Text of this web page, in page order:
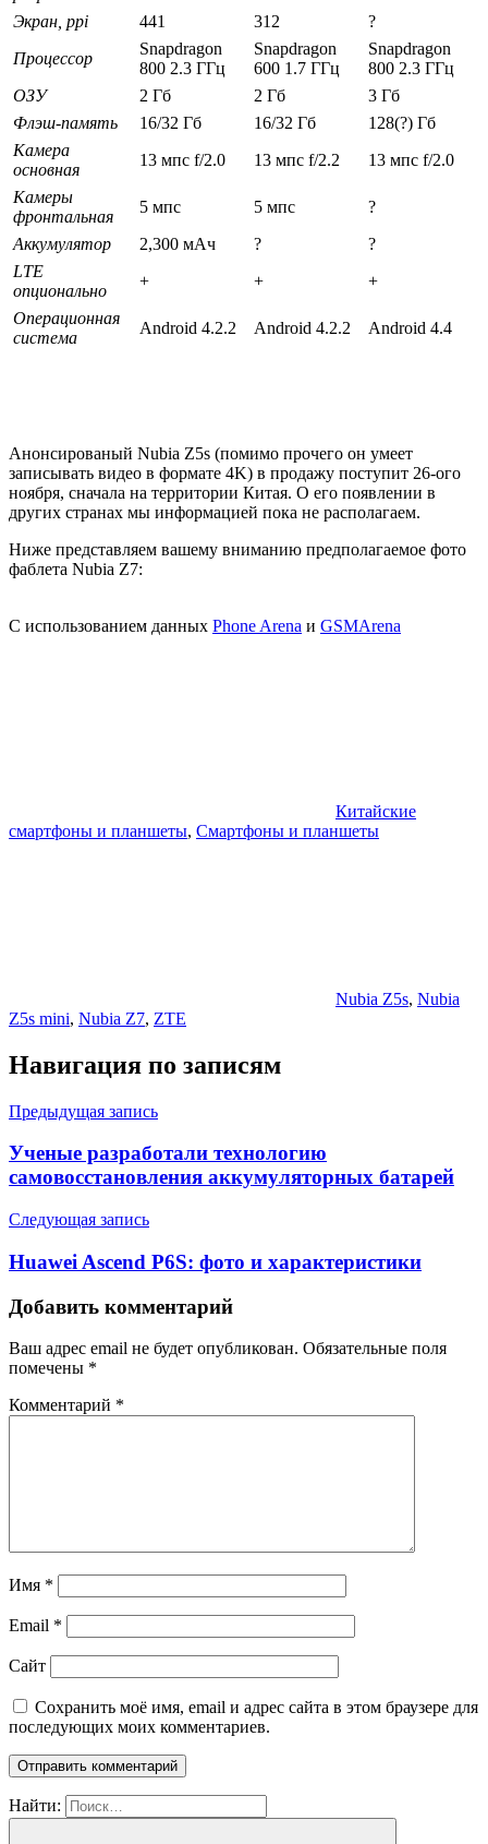
Экран, ppi
441 312
?
Процессор
Snapdragon
800 2.3 ГГц
Snapdragon
600 1.7 ГГц
Snapdragon
800 2.3 ГГц
ОЗУ
2 Гб 2 Гб
3 Гб
Флэш-память
16/32 Гб 16/32 Гб
128(?) Гб
Камера
основная
13 мпс f/2.0 13 мпс f/2.2
13 мпс f/2.0
Камеры
фронтальная
5 мпс 5 мпс
?
Аккумулятор
2,300 мАч ?
?
LTE
опционально
+ +
+
Операционная
система
Android 4.2.2 Android 4.2.2 Android 4.4
Анонсированый Nubia Z5s (помимо прочего он умеет
записывать видео в формате 4K) в продажу поступит 26-ого
ноября, сначала на территории Китая. О его появлении в
других странах мы информацией пока не располагаем.
Ниже представляем вашему вниманию предполагаемое фото
фаблета Nubia Z7:
С использованием данных Phone Arena и GSMArena
Китайские
смартфоны и планшеты, Смартфоны и планшеты
Nubia Z5s, Nubia
Z5s mini, Nubia Z7, ZTE
Навигация по записям
Предыдущая запись
Ученые разработали технологию
самовосстановления аккумуляторных батарей
Следующая запись
Huawei Ascend P6S: фото и характеристики
Добавить комментарий
Ваш адрес email не будет опубликован. Обязательные поля
помечены *
Комментарий *
Имя *
Email *
Сайт
Сохранить моё имя, email и адрес сайта в этом браузере для
последующих моих комментариев.
Найти: